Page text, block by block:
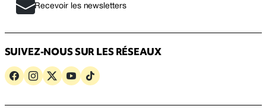
Recevoir les newsletters
SUIVEZ-NOUS SUR LES RÉSEAUX